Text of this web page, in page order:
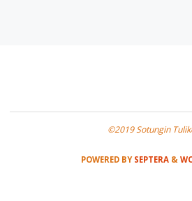
©2019 Sotungin
POWERED BYSEPTERA &